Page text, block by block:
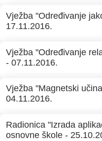
Vježba "Određivanje
17.11.2016.
Vježba "Određivanje
- 07.11.2016.
Vježba "Magnetski
04.11.2016.
Radionica "Izrada
osnovne škole -